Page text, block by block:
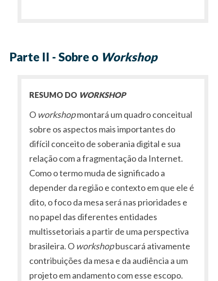
Parte II - Sobre o Workshop
RESUMO DO WORKSHOP
O workshopmontará um quadro conceitual
sobre os aspectos mais importantes do
difícil conceito de soberania digital e sua
relação com a fragmentação da Internet.
Como o termo muda de significado a
depender da região e contexto em que ele é
dito, o foco da mesa será nas prioridades e
no papel das diferentes entidades
multissetoriais a partir de uma perspectiva
brasileira. O workshopbuscará ativamente
contribuições da mesa e da audiência a um
projeto em andamento com esse escopo.